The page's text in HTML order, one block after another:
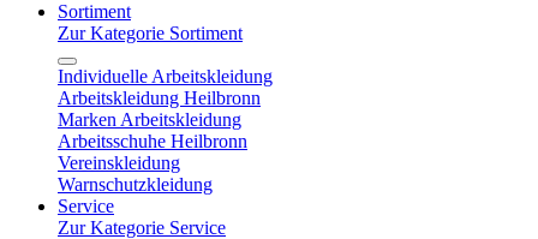
Sortiment
Zur Kategorie Sortiment
Individuelle Arbeitskleidung
Arbeitskleidung Heilbronn
Marken Arbeitskleidung
Arbeitsschuhe Heilbronn
Vereinskleidung
Warnschutzkleidung
Service
Zur Kategorie Service